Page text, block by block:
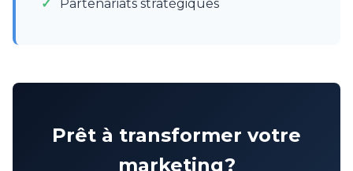
Partenariats stratégiques
Prêt à transformer votre
marketing?